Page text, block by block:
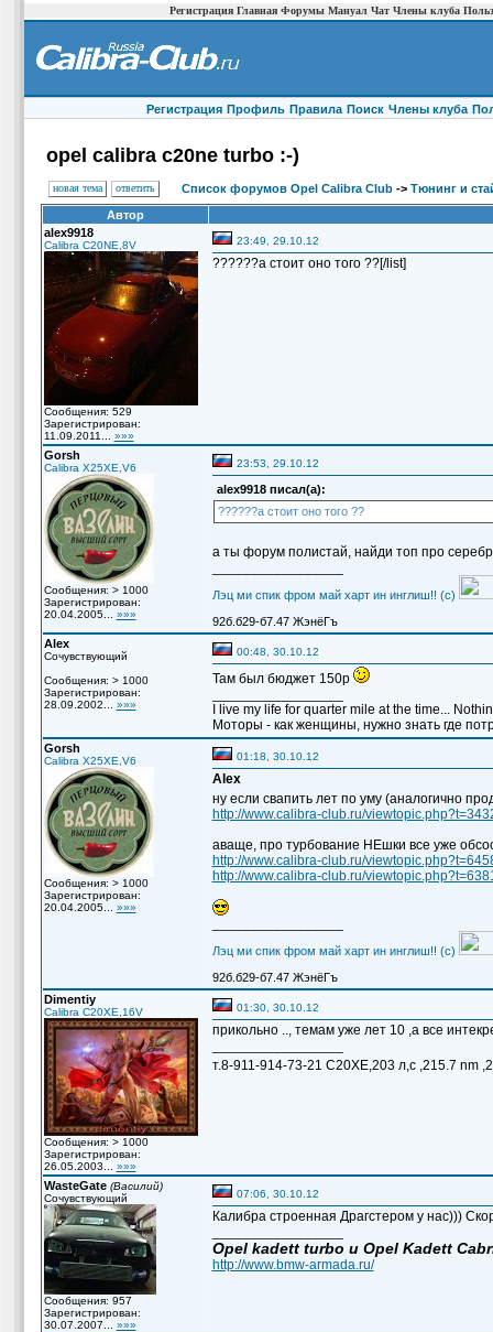
Регистрация Главная Форумы Мануал Чат Члены клуба
Регистрация Профиль Правила Поиск Члены клуба
opel calibra c20ne turbo :-)
новая тема ответить Список форумов Opel Calibra Club-> Тюнинг и
Автор
alex9918
Calibra C20NE,8V
Сообщения: 529
Зарегистрирован:
11.09.2011... »»»
23:49, 29.10.12
??????а стоит оно того ??[/list]
Gorsh
Calibra X25XE,V6
Сообщения: > 1000
Зарегистрирован:
20.04.2005... »»»
23:53, 29.10.12
alex9918 писал(а):
??????а стоит оно того ??
а ты форум полистай, найди топ про
Лэц ми спик фром май харт ин инглиш!! (с)
92б.б29-б7.47 ЖэнёГъ
Alex
Сочувствующий
Сообщения: > 1000
Зарегистрирован:
28.09.2002... »»»
00:48, 30.10.12
Там был бюджет 150р
I live my life for quarter mile at the time...
Моторы - как женщины, нужно знать где
Gorsh
Calibra X25XE,V6
Сообщения: > 1000
Зарегистрирован:
20.04.2005... »»»
01:18, 30.10.12
Alex
ну если свапить лет по уму (аналогично
http://www.calibra-club.ru/
аваще, про турбование НЕшки все уже
http://www.calibra-club.ru/
http://www.calibra-club.ru/
Лэц ми спик фром май харт ин инглиш!! (с)
92б.б29-б7.47 ЖэнёГъ
Dimentiy
Calibra C20XE,16V
Сообщения: > 1000
Зарегистрирован:
26.05.2003... »»»
01:30, 30.10.12
прикольно .., темам уже лет 10 ,а все
т.8-911-914-73-21 С20ХЕ,203 л,с ,215.7 nm
WasteGate (Василий)
Сочувствующий
Сообщения: 957
Зарегистрирован:
30.07.2007... »»»
07:06, 30.10.12
Калибра строенная Драгстером у нас)))
Opel kadett turbo и Opel Kadett
http://www.bmw-armada.ru/